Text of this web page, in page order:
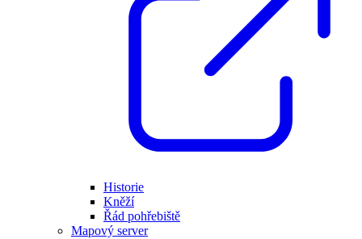
Historie
Kněží
Řád pohřebiště
Mapový server